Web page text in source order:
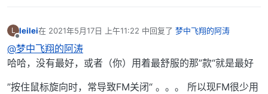
L leilei在 2021年5月17日 上午11:22 中回复了 梦中飞翔的阿涛
最后由 编辑
@梦中飞翔的阿涛
哈哈，没有最好，或者（你）用着最舒服的那”款“就是最好
”按住鼠标旋向时，常导致FM关闭“ 。。。 所以现FM很少用